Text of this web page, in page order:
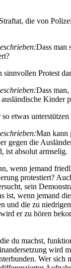
die von
Dass man
Protest
Dass
ausländische Kinder
etwas
Man kann
gegen die
ist absolut armselig.
wenn jemand
protestiert?
sein
ist, wenn jemand
und die zu
er zu hören
du machst,
wird
Wer sich